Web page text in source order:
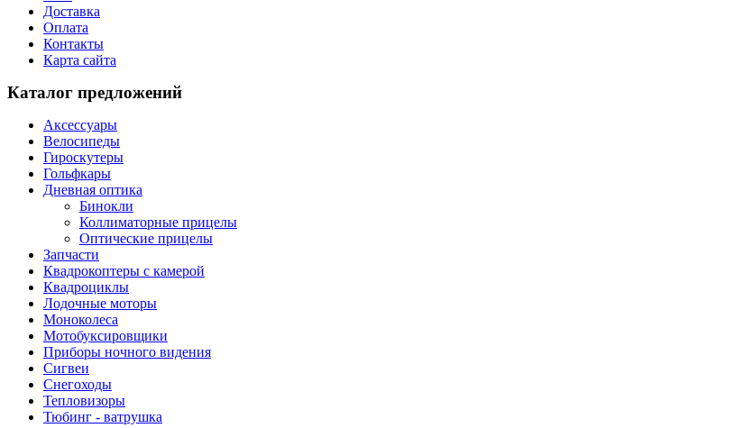
Доставка
Оплата
Контакты
Карта сайта
Каталог предложений
Аксессуары
Велосипеды
Гироскутеры
Гольфкары
Дневная оптика
Бинокли
Коллиматорные прицелы
Оптические прицелы
Запчасти
Квадрокоптеры с камерой
Квадроциклы
Лодочные моторы
Моноколеса
Мотобуксировщики
Приборы ночного видения
Сигвеи
Снегоходы
Тепловизоры
Тюбинг - ватрушка